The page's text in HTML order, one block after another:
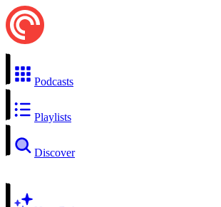
Podcasts
Playlists
Discover